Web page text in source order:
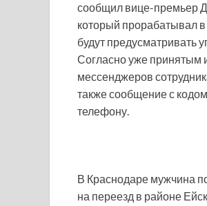
сообщил вице-премьер
который прорабатывал
будут предусматривать
Согласно уже принятым
мессенджеров
также сообщение с
телефону.
В Краснодаре мужчина
на переезд в районе